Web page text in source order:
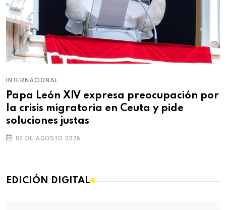
INTERNACIONAL
Papa León XIV expresa preocupación por
la crisis migratoria en Ceuta y pide
soluciones justas
02 DE AGOSTO 2026
EDICIÓN DIGITAL